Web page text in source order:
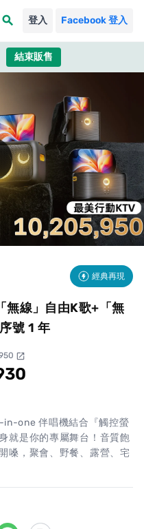
search 登入 Facebook 登入
結束販售
經典再現
無線」自由K歌+「無
號 1 年
open_in_new
in-one 伴唱機結合『觸控螢
就是你的專屬舞台！音質飽
嗓，聚會、野餐、露營、宅